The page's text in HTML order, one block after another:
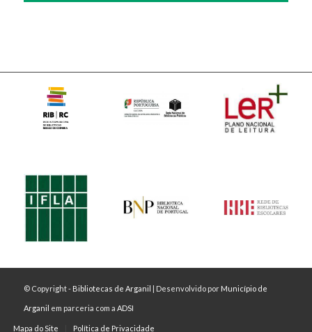
© Copyright - Bibliotecas de Arganil | Desenvolvido por Município de
Arganil em parceria com a ADSI
Mapa do Site Política de Privacidade